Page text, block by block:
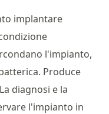
implantare
l'impianto,
Produce
diagnosi e la
l'impianto in